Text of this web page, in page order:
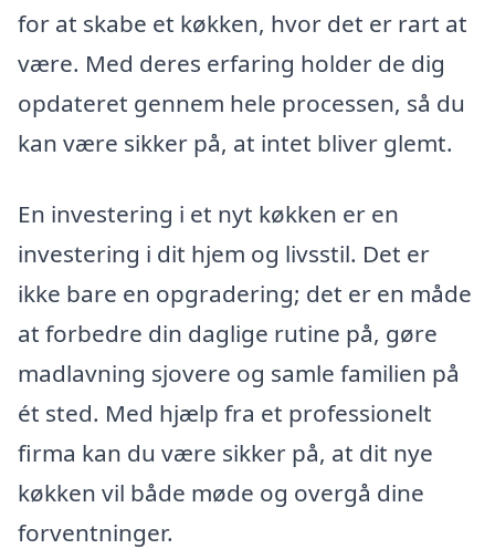
for at skabe et køkken, hvor det er rart at
være. Med deres erfaring holder de dig
opdateret gennem hele processen, så du
kan være sikker på, at intet bliver glemt.
En investering i et nyt køkken er en
investering i dit hjem og livsstil. Det er
ikke bare en opgradering; det er en måde
at forbedre din daglige rutine på, gøre
madlavning sjovere og samle familien på
ét sted. Med hjælp fra et professionelt
firma kan du være sikker på, at dit nye
køkken vil både møde og overgå dine
forventninger.